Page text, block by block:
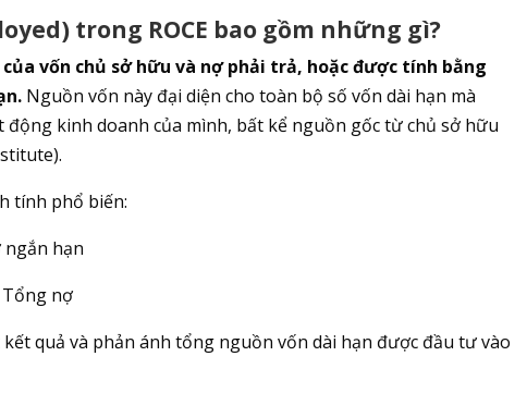
trong ROCE bao gồm những gì?
vốn chủ sở hữu và nợ phải trả, hoặc được tính bằng
Nguồn vốn này đại diện cho toàn bộ số vốn dài hạn mà
kinh doanh của mình, bất kể nguồn gốc từ chủ sở hữu
tính phổ biến:
ngắn hạn
nợ
quả và phản ánh tổng nguồn vốn dài hạn được đầu tư vào